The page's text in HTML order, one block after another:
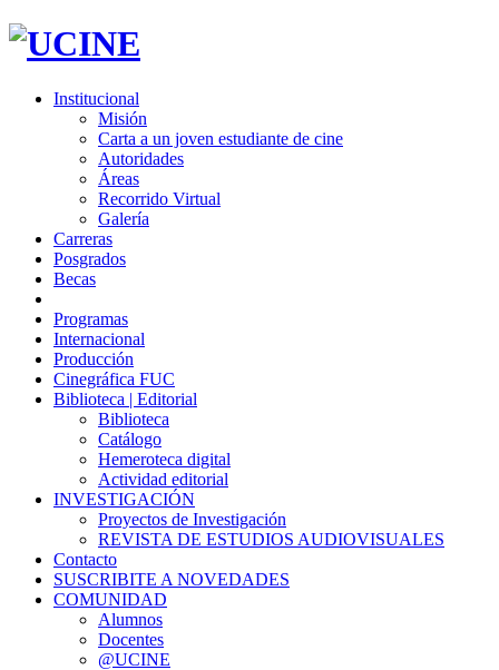
Institucional
Misión
Carta a un joven estudiante de cine
Autoridades
Áreas
Recorrido Virtual
Galería
Carreras
Posgrados
Becas
Programas
Internacional
Producción
Cinegráfica FUC
Biblioteca | Editorial
Biblioteca
Catálogo
Hemeroteca digital
Actividad editorial
INVESTIGACIÓN
Proyectos de Investigación
REVISTA DE ESTUDIOS AUDIOVISUALES
Contacto
SUSCRIBITE A NOVEDADES
COMUNIDAD
Alumnos
Docentes
@UCINE